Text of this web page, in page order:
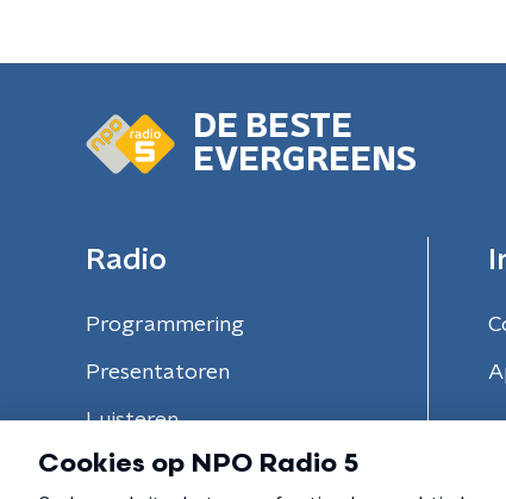
DE BESTE
EVERGREENS
Radio
Programmering
Presentatoren
Luisteren